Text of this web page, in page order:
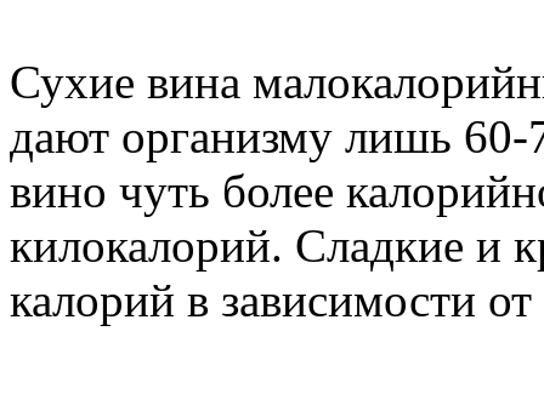
Сухие вина
дают организму лишь 60-
вино чуть более
килокалорий. Сладкие и
калорий в зависимости